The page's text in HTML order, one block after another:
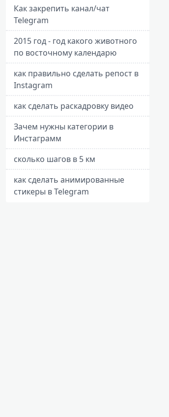
Как закрепить канал/чат
Telegram
2015 год - год какого животного
по восточному календарю
как правильно сделать репост в
Instagram
как сделать раскадровку видео
Зачем нужны категории в
Инстаграмм
сколько шагов в 5 км
как сделать анимированные
стикеры в Telegram